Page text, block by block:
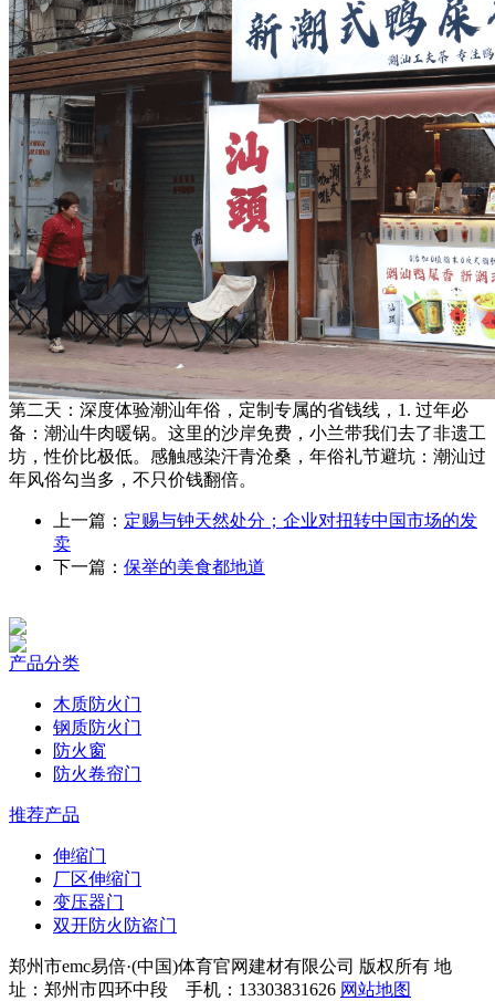
第二天：深度体验潮汕年俗，定制专属的省钱线，1. 过年必
备：潮汕牛肉暖锅。这里的沙岸免费，小兰带我们去了非遗工
坊，性价比极低。感触感染汗青沧桑，年俗礼节避坑：潮汕过
年风俗勾当多，不只价钱翻倍。
上一篇： 定赐与钟天然处分；企业对扭转中国市场的发
卖
下一篇： 保举的美食都地道
产品分类
木质防火门
钢质防火门
防火窗
防火卷帘门
推荐产品
伸缩门
厂区伸缩门
变压器门
双开防火防盗门
郑州市emc易倍·(中国)体育官网建材有限公司 版权所有 地
址：郑州市四环中段 手机：13303831626 网站地图